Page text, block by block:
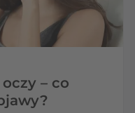
– co